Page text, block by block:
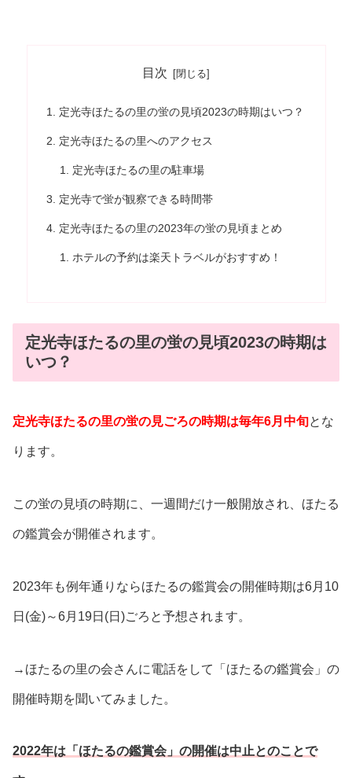
目次
定光寺ほたるの里の蛍の見頃2023の時期はいつ？
定光寺ほたるの里へのアクセス
定光寺ほたるの里の駐車場
定光寺で蛍が観察できる時間帯
定光寺ほたるの里の2023年の蛍の見頃まとめ
ホテルの予約は楽天トラベルがおすすめ！
定光寺ほたるの里の蛍の見頃2023の時期は
いつ？
定光寺ほたるの里の蛍の見ごろの時期は毎年6月中旬とな
ります。
この蛍の見頃の時期に、一週間だけ一般開放され、ほたる
の鑑賞会が開催されます。
2023年も例年通りならほたるの鑑賞会の開催時期は6月10
日(金)～6月19日(日)ごろと予想されます。
→ほたるの里の会さんに電話をして「ほたるの鑑賞会」の
開催時期を聞いてみました。
2022年は「ほたるの鑑賞会」の開催は中止とのことで